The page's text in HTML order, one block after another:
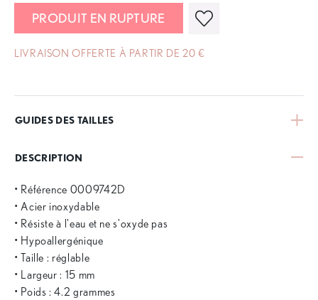
PRODUIT EN RUPTURE
LIVRAISON OFFERTE À PARTIR DE 20 €
GUIDES DES TAILLES
DESCRIPTION
• Référence 0009742D
• Acier inoxydable
• Résiste à l'eau et ne s'oxyde pas
• Hypoallergénique
• Taille : réglable
• Largeur : 15 mm
• Poids : 4.2 grammes